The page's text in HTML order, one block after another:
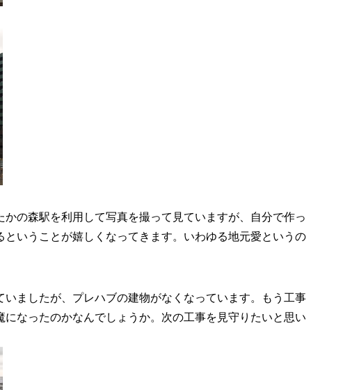
の森駅を利用して写真を撮って見ていますが、自分で作っ
いうことが嬉しくなってきます。いわゆる地元愛というの
ましたが、プレハブの建物がなくなっています。もう工事
なったのかなんでしょうか。次の工事を見守りたいと思い